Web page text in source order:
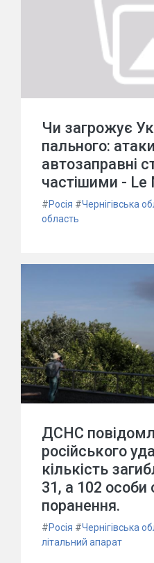
Чи загрожує
пального:
автозаправні
частішими - Le
#Росія #Чернігівська
область
ДСНС
російського
кількість
31, а 102
поранення.
#Росія #Чернігівська
літальний апарат